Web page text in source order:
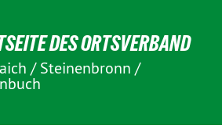
DES ORTSVERBAND
/ Steinenbronn /